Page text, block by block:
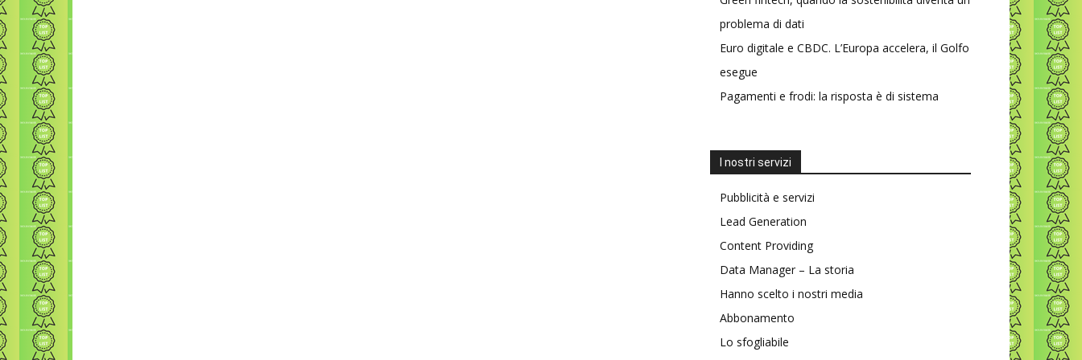
problema di dati
Euro digitale e CBDC. L’Europa accelera, il Golfo
esegue
Pagamenti e frodi: la risposta è di sistema
I nostri servizi
Pubblicità e servizi
Lead Generation
Content Providing
Data Manager – La storia
Hanno scelto i nostri media
Abbonamento
Lo sfogliabile